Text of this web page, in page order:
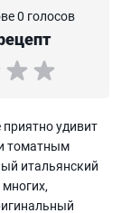
0 голосов
удивит
томатным
итальянский